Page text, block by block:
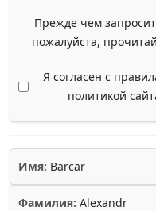
Прежде чем
пожалуйста,
Я согласен с
политикой
Имя: Barcar
Фамилия: Alexandr